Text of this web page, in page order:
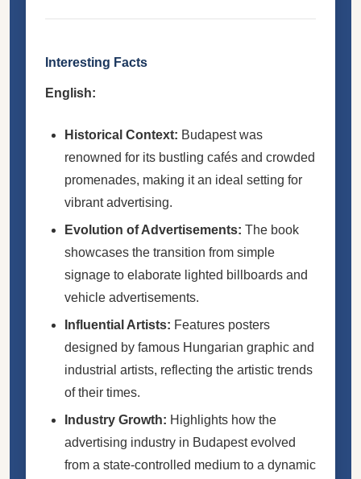
Interesting Facts
English:
Historical Context: Budapest was
renowned for its bustling cafés and crowded
promenades, making it an ideal setting for
vibrant advertising.
Evolution of Advertisements: The book
showcases the transition from simple
signage to elaborate lighted billboards and
vehicle advertisements.
Influential Artists: Features posters
designed by famous Hungarian graphic and
industrial artists, reflecting the artistic trends
of their times.
Industry Growth: Highlights how the
advertising industry in Budapest evolved
from a state-controlled medium to a dynamic